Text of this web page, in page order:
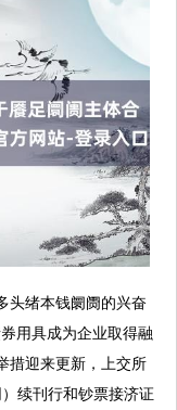
绪本钱阛阓的兴奋
用具成为企业取得融
措迎来更新，上交所
续刊行和钞票接济证